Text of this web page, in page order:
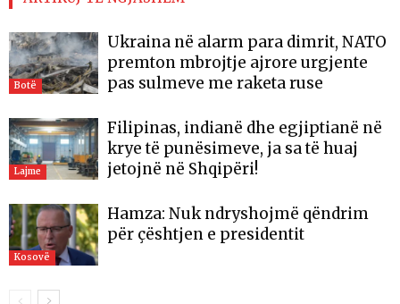
Botë
Ukraina në alarm para dimrit, NATO
premton mbrojtje ajrore urgjente
pas sulmeve me raketa ruse
Lajme
Filipinas, indianë dhe egjiptianë në
krye të punësimeve, ja sa të huaj
jetojnë në Shqipëri!
Kosovë
Hamza: Nuk ndryshojmë qëndrim
për çështjen e presidentit